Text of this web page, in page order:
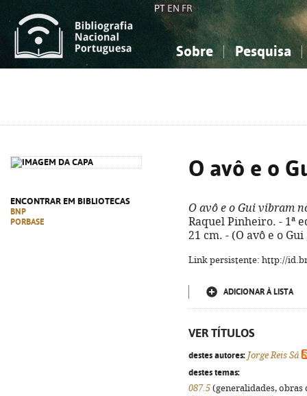
PT EN FR
Sobre Pesquisa
ENCONTRAR EM BIBLIOTECAS
BNP
PORBASE
O avô e o
O avô e o Gui vibram
Raquel Pinheiro. - 1ª
21 cm. - (O avô e o Gui
Link persistente: http://
ADICIONAR À LISTA
VER TÍTULOS
destes autores: Jorge Reis Sá
destes temas:
087.5 (generalidades,